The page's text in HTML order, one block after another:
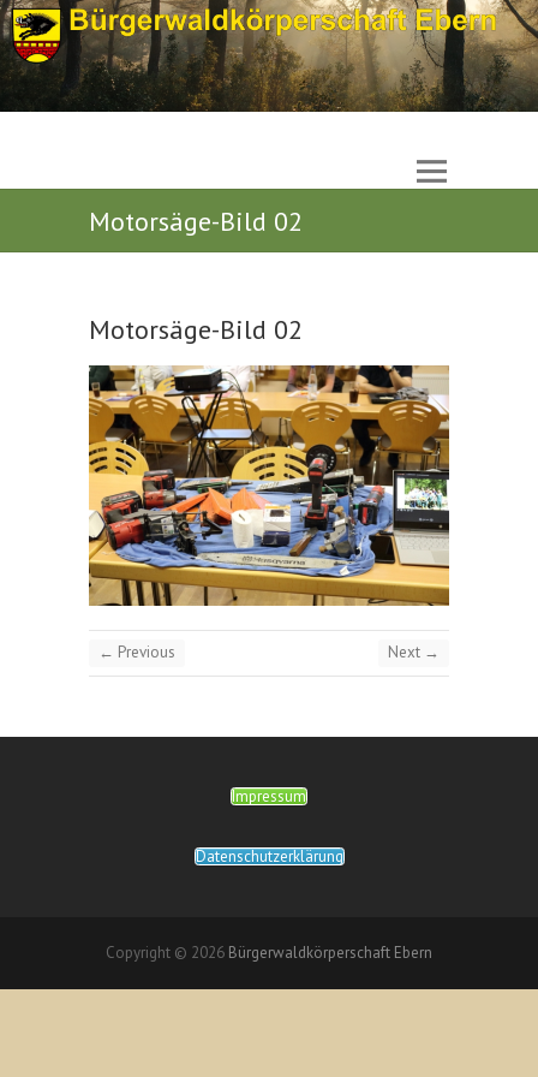
Motorsäge-Bild 02
Motorsäge-Bild 02
← Previous Next →
Impressum
Datenschutzerklärung
Copyright © 2026 Bürgerwaldkörperschaft Ebern